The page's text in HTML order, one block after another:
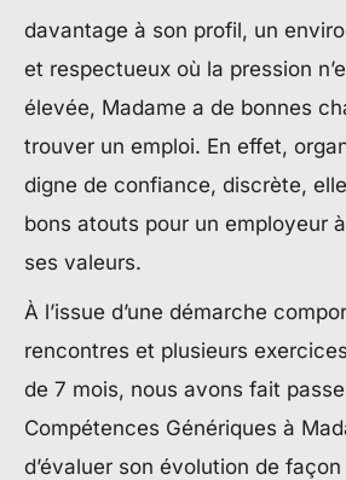
davantage à son profil, un
et respectueux où la pression
élevée, Madame a de bonnes
trouver un emploi. En effet,
digne de confiance, discrète,
bons atouts pour un employeur
ses valeurs.
À l’issue d’une démarche
rencontres et plusieurs
de 7 mois, nous avons fait
Compétences Génériques à
d’évaluer son évolution de